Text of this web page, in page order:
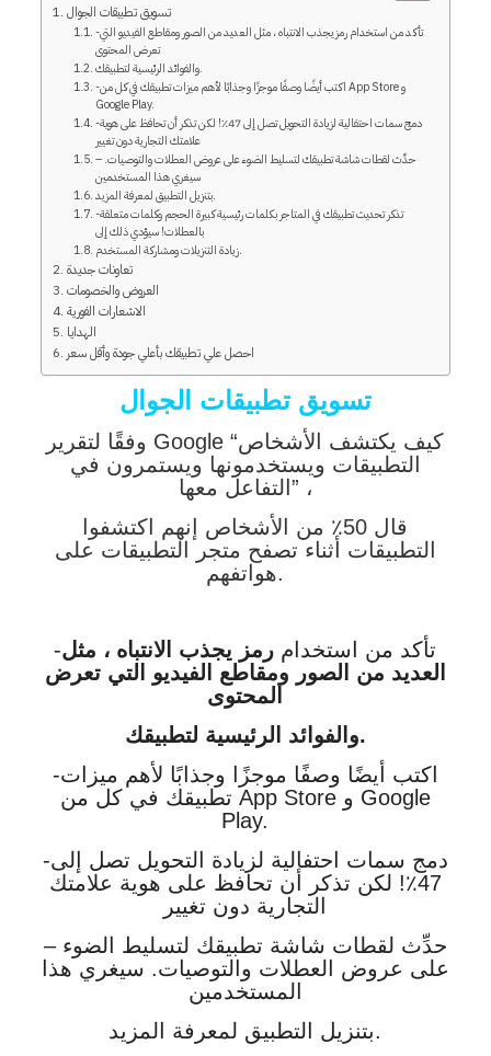
تسويق تطبيقات الجوال
-تأكد من استخدام رمز يجذب الانتباه ، مثل العديد من الصور ومقاطع الفيديو التي
تعرض المحتوى
والفوائد الرئيسية لتطبيقك.
-اكتب أيضًا وصفًا موجزًا ​​وجذابًا لأهم ميزات تطبيقك في كل من App Store و
Google Play.
-دمج سمات احتفالية لزيادة التحويل تصل إلى 47٪! لكن تذكر أن تحافظ على هوية
علامتك التجارية دون تغيير
– حدِّث لقطات شاشة تطبيقك لتسليط الضوء على عروض العطلات والتوصيات.
سيغري هذا المستخدمين
بتنزيل التطبيق لمعرفة المزيد.
-تذكر تحديث تطبيقك في المتاجر بكلمات رئيسية كبيرة الحجم وكلمات متعلقة
بالعطلات! سيؤدي ذلك إلى
زيادة التنزيلات ومشاركة المستخدم.
تعاونات جديدة
العروض والخصومات
الاشعارات الفورية
احصل علي تطبيقك بأعلي جودة وأقل سعر
تسويق تطبيقات الجوال
وفقًا لتقرير Google “كيف يكتشف الأشخاص
التطبيقات ويستخدمونها ويستمرون في
التفاعل معها” ،
قال 50٪ من الأشخاص إنهم اكتشفوا
التطبيقات أثناء تصفح متجر التطبيقات على
هواتفهم.
-تأكد من استخدام رمز يجذب الانتباه ، مثل
العديد من الصور ومقاطع الفيديو التي تعرض
المحتوى
والفوائد الرئيسية لتطبيقك.
-اكتب أيضًا وصفًا موجزًا ​​وجذابًا لأهم ميزات
App Store
Google
Play.
-دمج سمات احتفالية لزيادة التحويل تصل إلى
47٪! لكن تذكر أن تحافظ على هوية علامتك
التجارية دون تغيير
– حدِّث لقطات شاشة تطبيقك لتسليط الضوء
على عروض العطلات والتوصيات. سيغري هذا
المستخدمين
بتنزيل التطبيق لمعرفة المزيد.